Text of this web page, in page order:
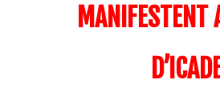
MANIFESTENT